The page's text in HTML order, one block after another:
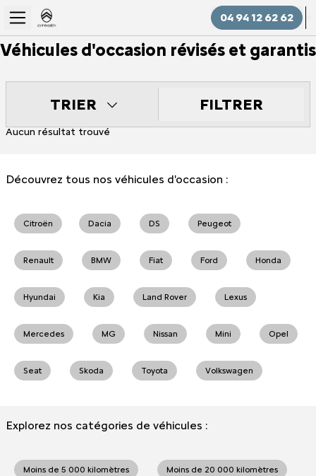
04 94 12 62 62
Véhicules d'occasion révisés et garantis
TRIER FILTRER
Aucun résultat trouvé
Découvrez tous nos véhicules d'occasion :
Citroën Dacia DS Peugeot
Renault BMW Fiat Ford Honda
Hyundai Kia Land Rover Lexus
Mercedes MG Nissan Mini Opel
Seat Skoda Toyota Volkswagen
Explorez nos catégories de véhicules :
Moins de 5 000 kilomètres Moins de 20 000 kilomètres